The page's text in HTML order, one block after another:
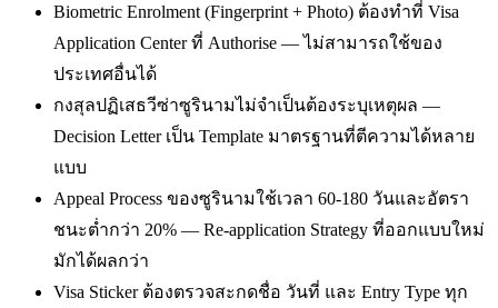
Biometric Enrolment (Fingerprint + Photo) ต้องทำที่ Visa
Application Center ที่ Authorise — ไม่สามารถใช้ของ
ประเทศอื่นได้
กงสุลปฏิเสธวีซ่าซูรินามไม่จำเป็นต้องระบุเหตุผล —
Decision Letter เป็น Template มาตรฐานที่ตีความได้หลาย
แบบ
Appeal Process ของซูรินามใช้เวลา 60-180 วันและอัตรา
ชนะต่ำกว่า 20% — Re-application Strategy ที่ออกแบบใหม่
มักได้ผลกว่า
Visa Sticker ต้องตรวจสะกดชื่อ วันที่ และ Entry Type ทุก